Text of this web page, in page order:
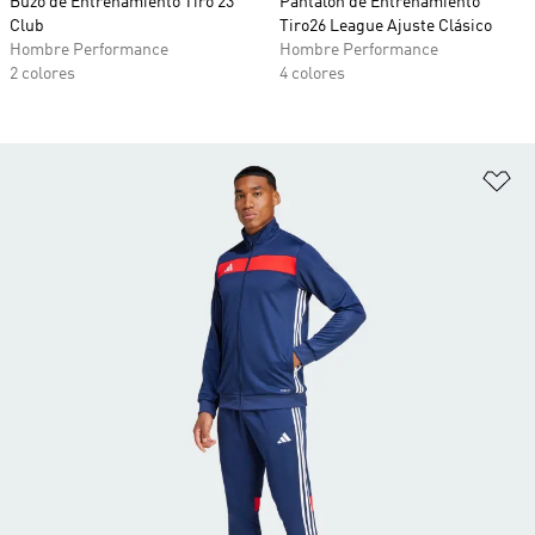
Club
Hombre Performance
2 colores
Tiro26 League Ajuste Clásico
Hombre Performance
4 colores